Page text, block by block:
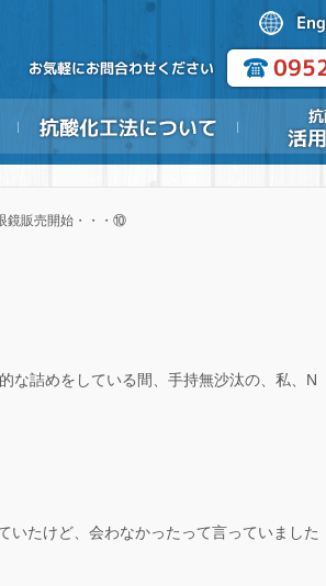
鏡販売開始・・・⑩
な詰めをしている間、手持無沙汰の、私、N
いたけど、会わなかったって言っていました